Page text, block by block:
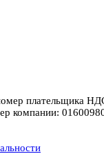
плательщика
компании: